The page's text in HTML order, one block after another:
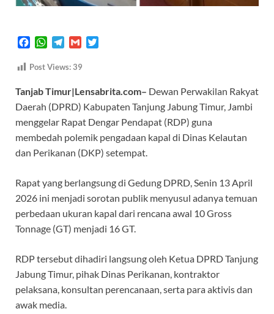
c
b
o
k
W
a
s
A
p
p
l
g
r
m
G
a
l
t
e
Post Views:39
Tanjab Timur|Lensabrita.com– Dewan Perwakilan Rakyat
Daerah (DPRD) Kabupaten Tanjung Jabung Timur, Jambi
menggelar Rapat Dengar Pendapat (RDP) guna
membedah polemik pengadaan kapal di Dinas Kelautan
dan Perikanan (DKP) setempat.
Rapat yang berlangsung di Gedung DPRD, Senin 13 April
2026 ini menjadi sorotan publik menyusul adanya temuan
perbedaan ukuran kapal dari rencana awal 10 Gross
Tonnage (GT) menjadi 16 GT.
RDP tersebut dihadiri langsung oleh Ketua DPRD Tanjung
Jabung Timur, pihak Dinas Perikanan, kontraktor
pelaksana, konsultan perencanaan, serta para aktivis dan
awak media.